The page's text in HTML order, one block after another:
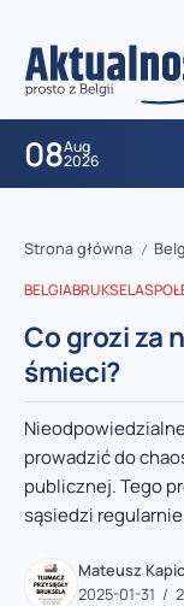
08Aug
2026
Strona główna /
BELGIABRUKSELA
Co grozi za
śmieci?
prowadzić do
publicznej. Tego
sąsiedzi
Mateusz
2025-01-31